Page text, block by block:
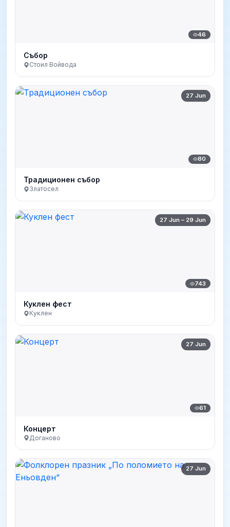
46
Събор
Стоил Войвода
27 Jun
80
Традиционен събор
Златосел
27 Jun – 29 Jun
743
Куклен фест
Куклен
27 Jun
61
Концерт
Доганово
27 Jun